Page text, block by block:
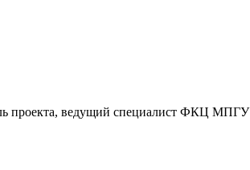
проекта, ведущий специалист ФКЦ МПГУ